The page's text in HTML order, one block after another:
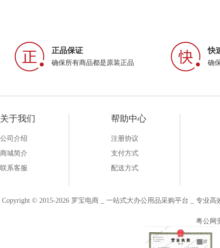
正品保证
确保所有商品都是原装正品
快
确
关于我们
公司介绍
商城简介
联系客服
帮助中心
注册协议
支付方式
配送方式
Copyright © 2015-2026 罗宝电商 _ 一站式大办公用品采购平台 _ 专业
粤公网